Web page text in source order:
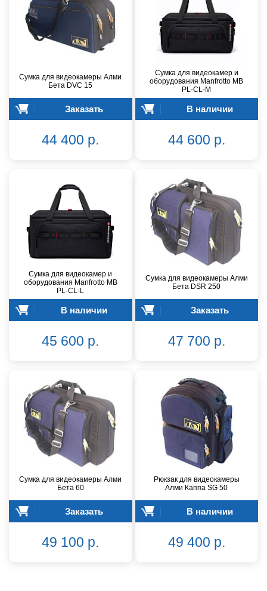
Сумка для видеокамеры Алми
Бета DVC 15
Заказать
44 400 р.
Сумка для видеокамер и
оборудования Manfrotto MB
PL-CL-M
В наличии
44 600 р.
Сумка для видеокамер и
оборудования Manfrotto MB
PL-CL-L
В наличии
45 600 р.
Сумка для видеокамеры Алми
Бета DSR 250
Заказать
47 700 р.
Сумка для видеокамеры Алми
Бета 60
Заказать
49 100 р.
Рюкзак для видеокамеры
Алми Каппа SG 50
В наличии
49 400 р.